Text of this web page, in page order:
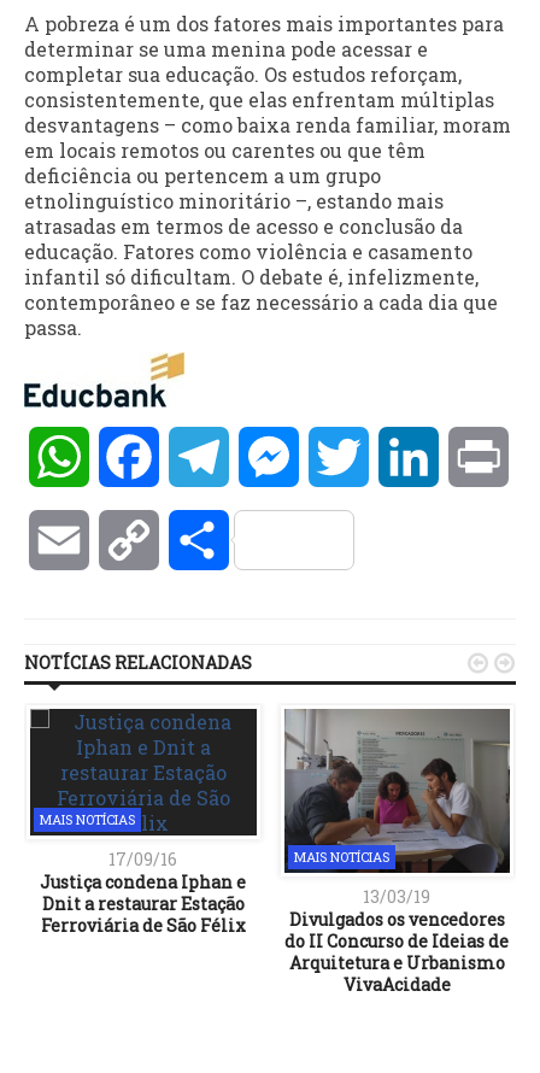
A pobreza é um dos fatores mais importantes para
determinar se uma menina pode acessar e
completar sua educação. Os estudos reforçam,
consistentemente, que elas enfrentam múltiplas
desvantagens – como baixa renda familiar, moram
em locais remotos ou carentes ou que têm
deficiência ou pertencem a um grupo
etnolinguístico minoritário –, estando mais
atrasadas em termos de acesso e conclusão da
educação. Fatores como violência e casamento
infantil só dificultam. O debate é, infelizmente,
contemporâneo e se faz necessário a cada dia que
passa.
WhatsAppFacebookTelegramMessengerTwitter LinkedIn
Email Copy Compartilhar
NOTÍCIAS RELACIONADAS
MAIS NOTÍCIAS
17/09/16
Justiça condena Iphan e
Dnit a restaurar Estação
Ferroviária de São Félix
MAIS NOTÍCIAS
13/03/19
Divulgados os vencedores
do II Concurso de Ideias de
Arquitetura e Urbanismo
VivaAcidade
 